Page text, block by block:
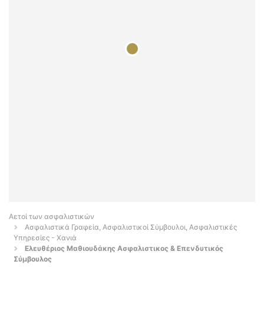
Αετοί των ασφαλιστικών
Ασφαλιστικά Γραφεία, Ασφαλιστικοί Σύμβουλοι, Ασφαλιστικές
Υπηρεσίες - Χανιά
Ελευθέριος Μαθιουδάκης Ασφαλιστικος & Επενδυτικός
Σύμβουλος